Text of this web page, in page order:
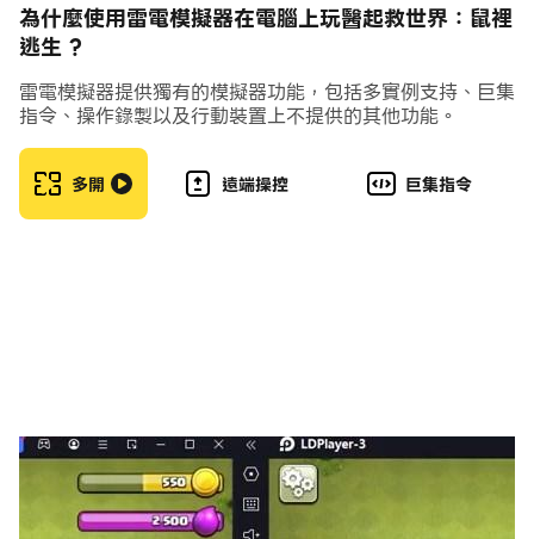
者與領導者。透過雷電模擬器在 PC 上遊玩，醫院管理、
英雄培養與長時間推進都更容易安排，帶領倖存者一步步重
建新的秩序。
為什麼使用雷電模擬器在電腦上玩醫起救世界：鼠裡
逃生 ?
雷電模擬器提供獨有的模擬器功能，包括多實例支持、巨集
指令、操作錄製以及行動裝置上不提供的其他功能。
多開 遠端操控 巨集指令